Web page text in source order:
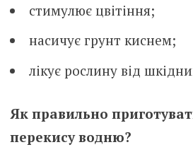
стимулює цвітіння;
насичує грунт киснем;
лікує рослину від
Як правильно
перекису водню?